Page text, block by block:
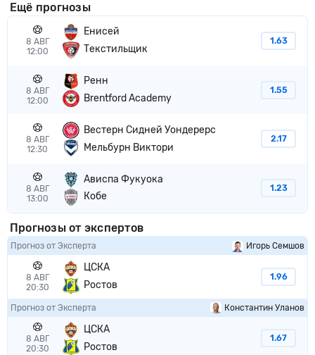
Ещё прогнозы
8 АВГ
12:00
Енисей
Текстильщик
1.63
8 АВГ
12:00
Ренн
Brentford Academy
1.55
8 АВГ
12:30
Вестерн Сидней Уондерерс
Мельбурн Виктори
2.17
8 АВГ
13:00
Ависпа Фукуока
Кобе
1.23
Прогнозы от экспертов
Прогноз от Эксперта Игорь Семшов
8 АВГ
20:30
ЦСКА
Ростов
1.96
Прогноз от Эксперта Константин Уланов
8 АВГ
20:30
ЦСКА
Ростов
1.67